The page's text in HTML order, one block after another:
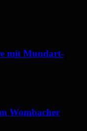
mit Mundart-
Wombacher